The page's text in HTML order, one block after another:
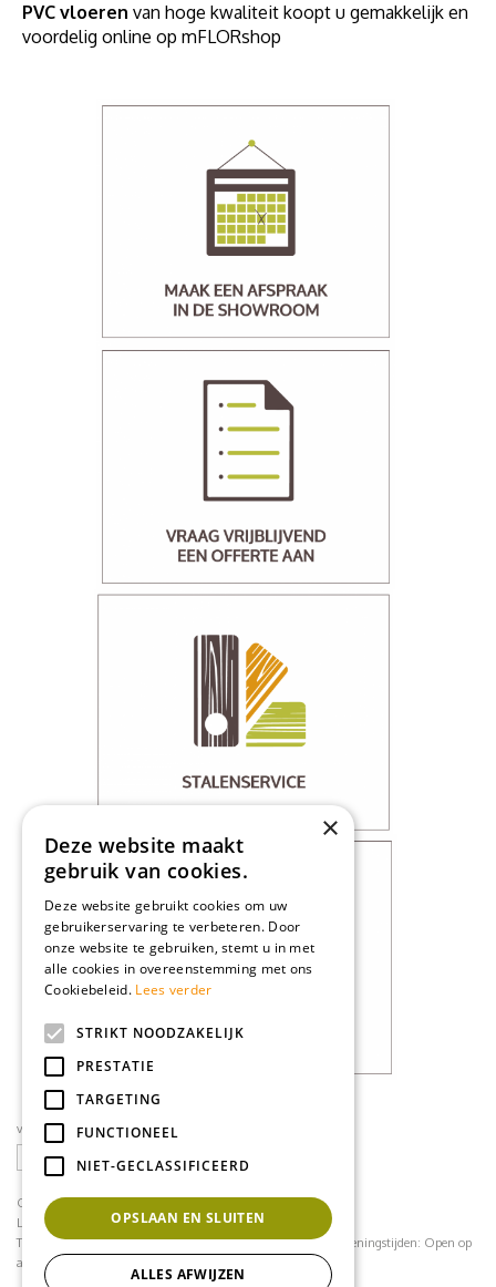
PVC vloeren van hoge kwaliteit koopt u gemakkelijk en
voordelig online op mFLORshop
volg ons op social media
CONTACT
Loodijk 24
1243 JB 's Graveland
Telefoonnummer:035 - 64 22 708 contact@mflorshop.nl Openingstijden: Open op
afspraak
×
Deze website maakt
gebruik van cookies.
Deze website gebruikt cookies om uw
gebruikerservaring te verbeteren. Door
onze website te gebruiken, stemt u in met
alle cookies in overeenstemming met ons
Cookiebeleid. Lees verder
STRIKT NOODZAKELIJK
PRESTATIE
TARGETING
FUNCTIONEEL
NIET-GECLASSIFICEERD
OPSLAAN EN SLUITEN
ALLES AFWIJZEN